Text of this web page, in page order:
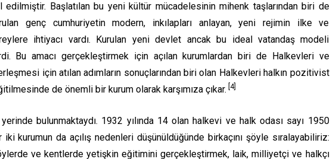
edilmiştir. Başlatılan bu yeni kültür mücadelesinin mihenk taşlarından biri de
genç cumhuriyetin modern, inkılapları anlayan, yeni rejimin ilke ve
ihtiyacı vardı. Kurulan yeni devlet ancak bu ideal vatandaş modeli
Bu amacı gerçekleştirmek için açılan kurumlardan biri de Halkevleri ve
için atılan adımların sonuçlarından biri olan Halkevleri halkın pozitivist
de önemli bir kurum olarak karşımıza çıkar. [4]
bulunmaktaydı. 1932 yılında 14 olan halkevi ve halk odası sayı 1950
iki kurumun da açılış nedenleri düşünüldüğünde birkaçını şöyle sıralayabiliriz:
ve kentlerde yetişkin eğitimini gerçekleştirmek, laik, milliyetçi ve halkçı